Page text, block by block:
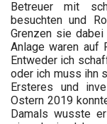
Betreuer mit
besuchten und
Grenzen sie
Anlage waren auf
Entweder ich
oder ich muss ihn
Ersteres und
Ostern 2019
Damals wusste